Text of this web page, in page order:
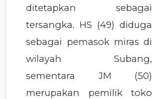
ditetapkan sebagai
tersangka. HS (49) diduga
sebagai pemasok miras di
wilayah Subang,
sementara JM (50)
merupakan pemilik toko